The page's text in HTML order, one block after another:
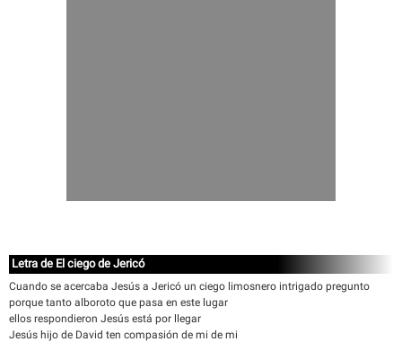
Letra de El ciego de Jericó
Cuando se acercaba Jesús a Jericó un ciego limosnero intrigado pregunto
porque tanto alboroto que pasa en este lugar
ellos respondieron Jesús está por llegar
Jesús hijo de David ten compasión de mi de mi